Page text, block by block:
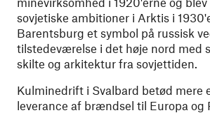
sovjetiske ambitioner i Arktis i
Barentsburg et symbol på russisk
tilstedeværelse i det høje nord med
skilte og arkitektur fra sovjettiden.
Kulminedrift i Svalbard betød mere
leverance af brændsel til Europa og